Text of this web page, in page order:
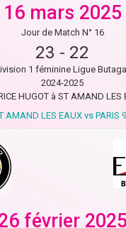
16 mars 2025
Jour de Match N° 16
23 - 22
1 féminine Ligue
2024-2025
HUGOT à ST AMAND LES
AMAND LES EAUX vs PARIS
février